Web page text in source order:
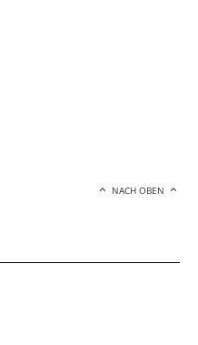
NACH OBEN